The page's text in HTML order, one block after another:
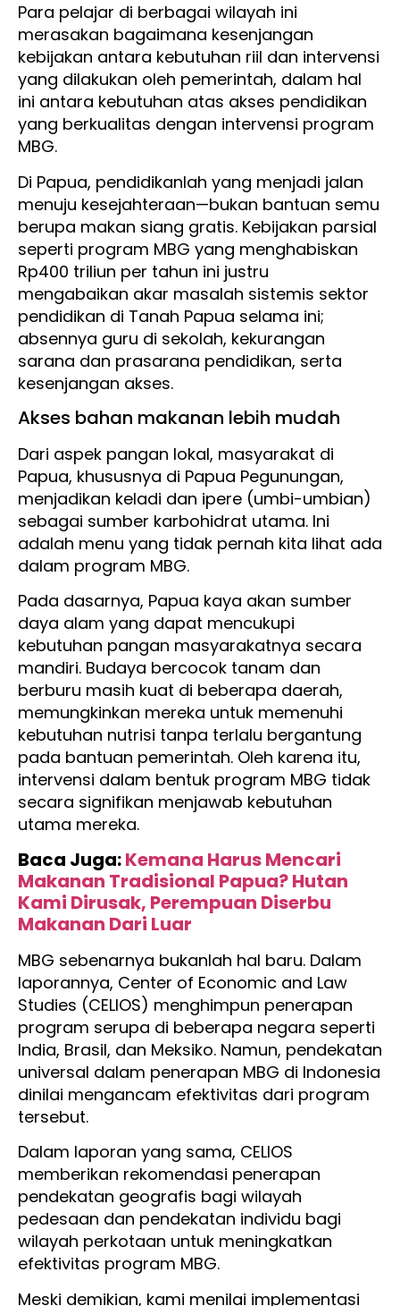
Para pelajar di berbagai wilayah ini
merasakan bagaimana kesenjangan
kebijakan antara kebutuhan riil dan intervensi
yang dilakukan oleh pemerintah, dalam hal
ini antara kebutuhan atas akses pendidikan
yang berkualitas dengan intervensi program
MBG.
Di Papua, pendidikanlah yang menjadi jalan
menuju kesejahteraan—bukan bantuan semu
berupa makan siang gratis. Kebijakan parsial
seperti program MBG yang menghabiskan
Rp400 triliun per tahun ini justru
mengabaikan akar masalah sistemis sektor
pendidikan di Tanah Papua selama ini;
absennya guru di sekolah, kekurangan
sarana dan prasarana pendidikan, serta
kesenjangan akses.
Akses bahan makanan lebih mudah
Dari aspek pangan lokal, masyarakat di
Papua, khususnya di Papua Pegunungan,
menjadikan keladi dan ipere (umbi-umbian)
sebagai sumber karbohidrat utama. Ini
adalah menu yang tidak pernah kita lihat ada
dalam program MBG.
Pada dasarnya, Papua kaya akan sumber
daya alam yang dapat mencukupi
kebutuhan pangan masyarakatnya secara
mandiri. Budaya bercocok tanam dan
berburu masih kuat di beberapa daerah,
memungkinkan mereka untuk memenuhi
kebutuhan nutrisi tanpa terlalu bergantung
pada bantuan pemerintah. Oleh karena itu,
intervensi dalam bentuk program MBG tidak
secara signifikan menjawab kebutuhan
utama mereka.
Baca Juga:Kemana Harus Mencari
Makanan Tradisional Papua? Hutan
Kami Dirusak, Perempuan Diserbu
Makanan Dari Luar
MBG sebenarnya bukanlah hal baru. Dalam
laporannya, Center of Economic and Law
Studies (CELIOS) menghimpun penerapan
program serupa di beberapa negara seperti
India, Brasil, dan Meksiko. Namun, pendekatan
universal dalam penerapan MBG di Indonesia
dinilai mengancam efektivitas dari program
tersebut.
Dalam laporan yang sama, CELIOS
memberikan rekomendasi penerapan
pendekatan geografis bagi wilayah
pedesaan dan pendekatan individu bagi
wilayah perkotaan untuk meningkatkan
efektivitas program MBG.
Meski demikian, kami menilai implementasi